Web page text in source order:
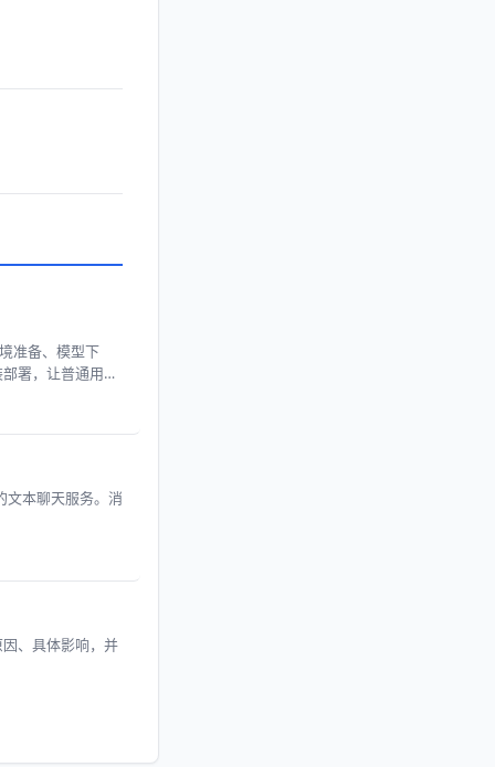
准备、模型下
署，让普通用户
文本聊天服务。消
、具体影响，并